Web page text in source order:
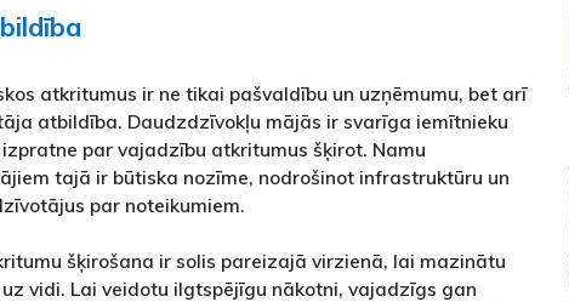
atkritumus ir ne tikai pašvaldību un uzņēmumu, bet arī
atbildība. Daudzdzīvokļu mājās ir svarīga iemītnieku
par vajadzību atkritumus šķirot. Namu
tajā ir būtiska nozīme, nodrošinot infrastruktūru un
par noteikumiem.
šķirošana ir solis pareizajā virzienā, lai mazinātu
vidi. Lai veidotu ilgtspējīgu nākotni, vajadzīgs gan